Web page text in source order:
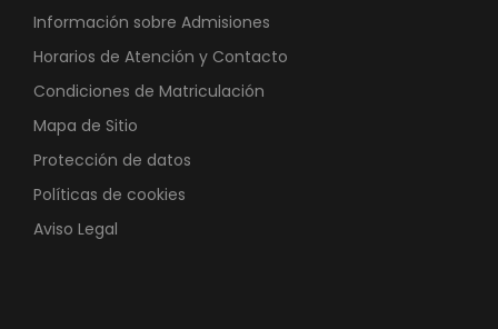
Información sobre Admisiones
Horarios de Atención y Contacto
Condiciones de Matriculación
Mapa de Sitio
Protección de datos
Políticas de cookies
Aviso Legal